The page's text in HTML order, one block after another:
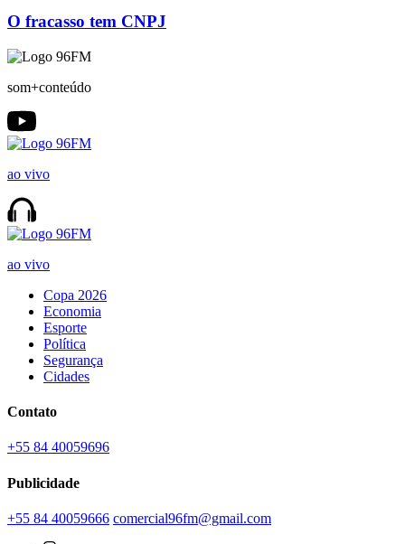
O fracasso tem CNPJ
som+conteúdo
ao vivo
ao vivo
Copa 2026
Economia
Esporte
Política
Segurança
Cidades
Contato
+55 84 40059696
Publicidade
+55 84 40059666 comercial96fm@gmail.com